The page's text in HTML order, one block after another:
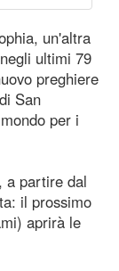
un'altra
ultimi 79
preghiere
San
per i
a partire dal
il prossimo
aprirà le